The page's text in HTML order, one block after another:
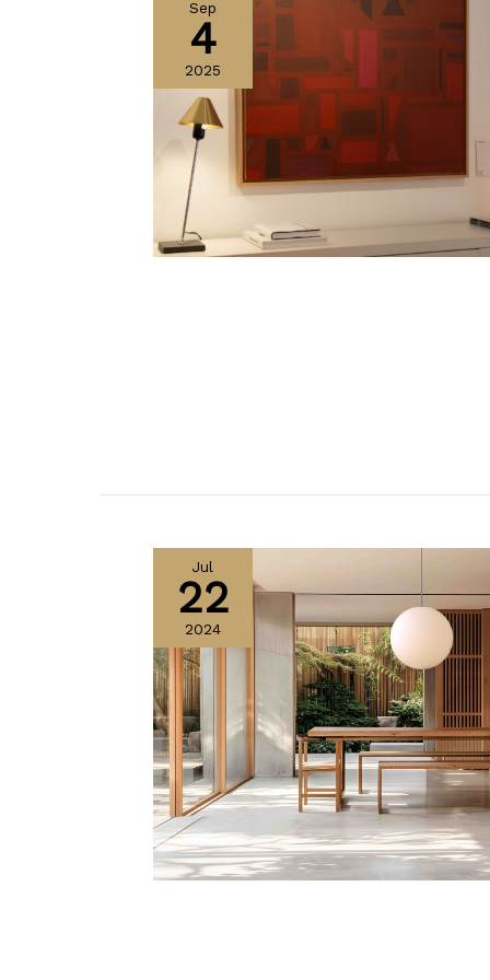
Sep
4
2025
Jul
22
2024